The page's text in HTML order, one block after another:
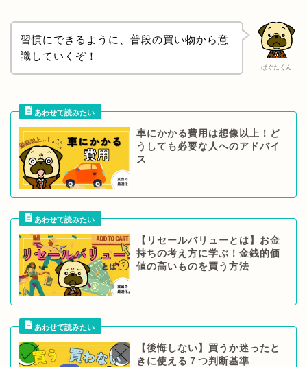
ぱぐたくん
習慣にできるように、普段の買い物から意
識していくぞ！
車にかかる費用は想像以上！ど
うしても必要な人へのアドバイ
ス
【リセールバリューとは】お金
持ちの考え方に学ぶ！金銭的価
値の高いものを買う方法
【後悔しない】買うか迷ったと
きに使える７つ判断基準